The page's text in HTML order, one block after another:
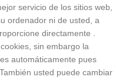
servicio de los sitios web,
ordenador ni de usted, a
directamente
sin embargo la
automáticamente pues
usted puede cambiar